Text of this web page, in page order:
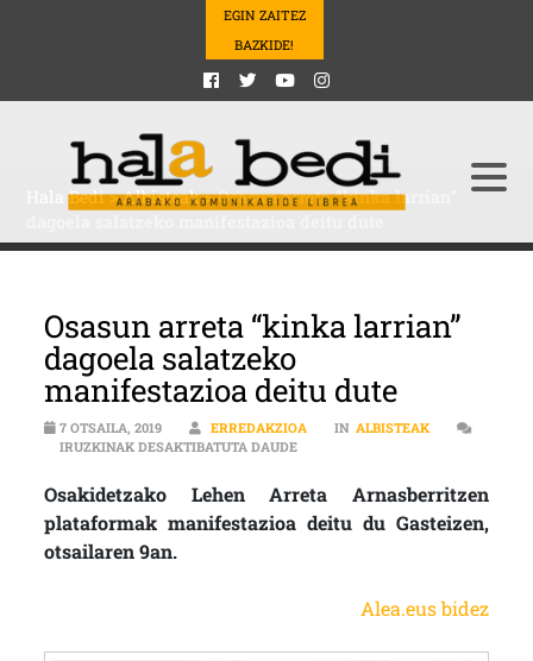
EGIN ZAITEZ
BAZKIDE!
Hala Bedi>Albisteak>Osasun arreta “kinka larrian”
Osasun arreta “kinka larrian”
dagoela salatzeko
manifestazioa deitu dute
7 OTSAILA, 2019 ERREDAKZIOA IN ALBISTEAK
IRUZKINAK DESAKTIBATUTA DAUDEOSASUN ARRETA “KINKA
Osakidetzako Lehen Arreta Arnasberritzen
plataformak manifestazioa deitu du Gasteizen,
otsailaren 9an.
Alea.eus bidez